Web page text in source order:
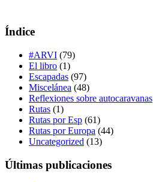
Índice
#ARVI (79)
El libro (1)
Escapadas (97)
Miscelánea (48)
Reflexiones sobre autocaravanas
Rutas (1)
Rutas por Esp (61)
Rutas por Europa (44)
Uncategorized (13)
Últimas publicaciones